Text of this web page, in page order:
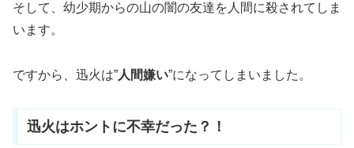
そして、幼少期からの山の闇の友達を人間に殺されてしま
います。
ですから、迅火は”人間嫌い”になってしまいました。
迅火はホントに不幸だった？！